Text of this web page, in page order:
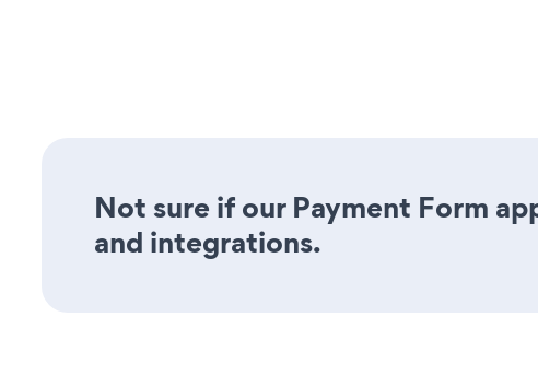
Not sure if our Payment Form
and integrations.